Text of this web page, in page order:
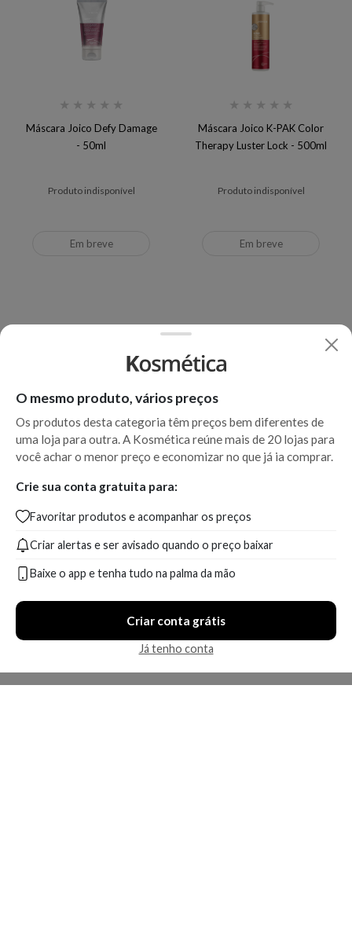
★ ★ ★ ★ ★
Máscara Joico Defy Damage
- 50ml
Produto indisponível
Em breve
★ ★ ★ ★ ★
Máscara Joico K-PAK Color
Therapy Luster Lock - 500ml
Produto indisponível
Em breve
Joico K-PAK Revitaluxe -
Máscara de Nutrição 480ml
Produto indisponível
Em breve
O mesmo produto, vários preços
Os produtos desta categoria têm preços bem diferentes de
uma loja para outra. A Kosmética reúne mais de 20 lojas para
você achar o menor preço e economizar no que já ia comprar.
Crie sua conta gratuita para:
Favoritar produtos e acompanhar os preços
Criar alertas e ser avisado quando o preço baixar
Baixe o app e tenha tudo na palma da mão
Criar conta grátis
Já tenho conta